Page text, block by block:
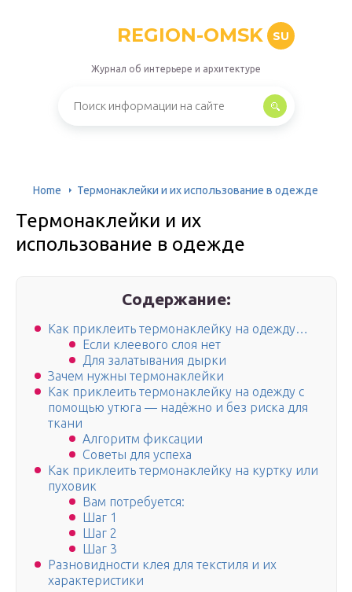
REGION-OMSK SU
Журнал об интерьере и архитектуре
Home Термонаклейки и их использование в одежде
Термонаклейки и их
использование в одежде
Содержание:
Как приклеить термонаклейку на одежду…
Если клеевого слоя нет
Для залатывания дырки
Зачем нужны термонаклейки
Как приклеить термонаклейку на одежду с
помощью утюга — надёжно и без риска для
ткани
Алгоритм фиксации
Советы для успеха
Как приклеить термонаклейку на куртку или
пуховик
Вам потребуется:
Шаг 1
Шаг 2
Шаг 3
Разновидности клея для текстиля и их
характеристики